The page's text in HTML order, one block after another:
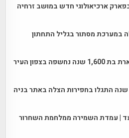
ארכיאולוגי חדש במושב זרחיה
במערכת מסתור בגליל התחתון
שרידי אחוזה שומרונית מפוארת בת 1,600 שנה נחשפה בצפון העיר
פתילות קדומות בנות 4,000 שנה התגלו בחפירות הצלה באתר בניה
| עמדת השמירה ממלחמת השחרור